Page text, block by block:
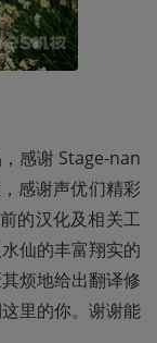
感谢 Stage-nan
感谢声优们精彩
的汉化及相关工
仙的丰富翔实的
烦地给出翻译修
里的你。谢谢能